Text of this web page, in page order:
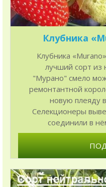
Клубника
Клубника
лучший сорт из
"Мурано" смело
ремонтантной
новую плеяду
Селекционеры
соединили в